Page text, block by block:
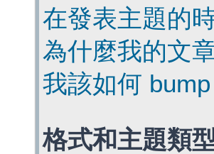
在發表主題的
為什麼我的文
我該如何
格式和主題類